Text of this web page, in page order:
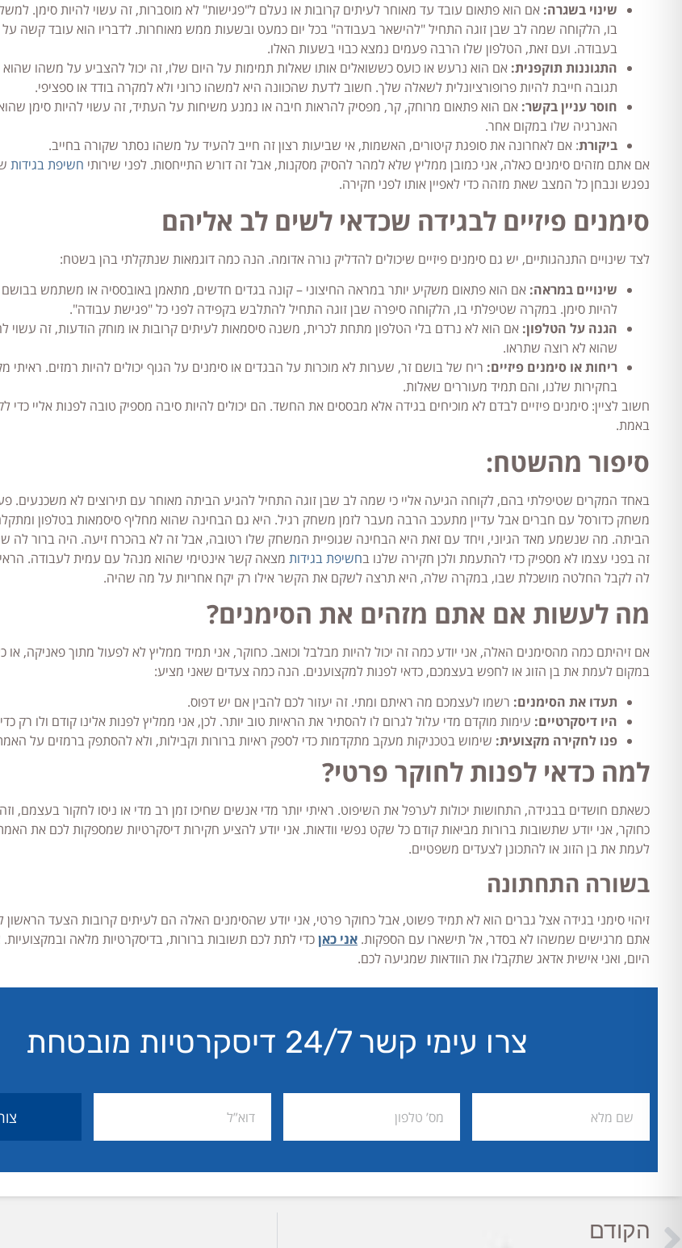
שינוי בשגרה: אם הוא פתאום עובד עד מאוחר לעיתים קרובות או נעלם ל"פגישות" לא מוסברות, זה עשוי להיות סימן.
בו, הלקוחה שמה לב שבן זוגה התחיל "להישאר בעבודה" בכל יום כמעט ובשעות ממש מאוחרות. לדבריו הוא עובד קשה
בעבודה. ועם זאת, הטלפון שלו הרבה פעמים נמצא כבוי בשעות האלו.
התגוננות תוקפנית: אם הוא נרעש או כועס כששואלים אותו שאלות תמימות על היום שלו, זה יכול להצביע על משהו
תגובה חייבת להיות פרופורציונלית לשאלה שלך. חשוב לדעת שהכוונה היא למשהו כרוני ולא למקרה בודד או ספציפי.
חוסר עניין בקשר: אם הוא פתאום מרוחק, קר, מפסיק להראות חיבה או נמנע משיחות על העתיד, זה עשוי להיות סימן
האנרגיה שלו במקום אחר.
ביקורת: אם לאחרונה את סופגת קיטורים, האשמות, אי שביעות רצון זה חייב להעיד על משהו נסתר שקורה בחייב.
אם אתם מזהים סימנים כאלה, אני כמובן ממליץ שלא למהר להסיק מסקנות, אבל זה דורש התייחסות. לפני שירותי חשיפת בגידות
נפגש ונבחן כל המצב שאת מזהה כדי לאפיין אותו לפני חקירה.
סימנים פיזיים לבגידה שכדאי לשים לב אליהם
לצד שינויים התנהגותיים, יש גם סימנים פיזיים שיכולים להדליק נורה אדומה. הנה כמה דוגמאות שנתקלתי בהן בשטח:
שינויים במראה: אם הוא פתאום משקיע יותר במראה החיצוני – קונה בגדים חדשים, מתאמן באובססיה או משתמש בבושם
להיות סימן. במקרה שטיפלתי בו, הלקוחה סיפרה שבן זוגה התחיל להתלבש בקפידה לפני כל "פגישת עבודה".
הגנה על הטלפון: אם הוא לא נרדם בלי הטלפון מתחת לכרית, משנה סיסמאות לעיתים קרובות או מוחק הודעות, זה עשוי
שהוא לא רוצה שתראו.
ריחות או סימנים פיזיים: ריח של בושם זר, שערות לא מוכרות על הבגדים או סימנים על הגוף יכולים להיות רמזים. ראיתי
בחקירות שלנו, והם תמיד מעוררים שאלות.
חשוב לציין: סימנים פיזיים לבדם לא מוכיחים בגידה אלא מבססים את החשד. הם יכולים להיות סיבה מספיק טובה לפנות אליי כדי
באמת.
סיפור מהשטח:
באחד המקרים שטיפלתי בהם, לקוחה הגיעה אליי כי שמה לב שבן זוגה התחיל להגיע הביתה מאוחר עם תירוצים לא משכנעים.
משחק כדורסל עם חברים אבל עדיין מתעכב הרבה מעבר לזמן משחק רגיל. היא גם הבחינה שהוא מחליף סיסמאות בטלפון
הביתה. מה שנשמע מאד הגיוני, ויחד עם זאת היא הבחינה שגופיית המשחק שלו רטובה, אבל זה לא בהכרח זיעה. היה ברור
זה בפני עצמו לא מספיק כדי להתעמת ולכן חקירה שלנו בחשיפת בגידות מצאה קשר אינטימי שהוא מנהל עם עמית לעבודה.
לה לקבל החלטה מושכלת שבו, במקרה שלה, היא תרצה לשקם את הקשר אילו רק יקח אחריות על מה שהיה.
מה לעשות אם אתם מזהים את הסימנים?
אם זיהיתם כמה מהסימנים האלה, אני יודע כמה זה יכול להיות מבלבל וכואב. כחוקר, אני תמיד ממליץ לא לפעול מתוך פאניקה, או
במקום לעמת את בן הזוג או לחפש בעצמכם, כדאי לפנות למקצוענים. הנה כמה צעדים שאני מציע:
תעדו את הסימנים: רשמו לעצמכם מה ראיתם ומתי. זה יעזור לכם להבין אם יש דפוס.
היו דיסקרטיים: עימות מוקדם מדי עלול לגרום לו להסתיר את הראיות טוב יותר. לכן, אני ממליץ לפנות אלינו קודם ולו רק
פנו לחקירה מקצועית: שימוש בטכניקות מעקב מתקדמות כדי לספק ראיות ברורות וקבילות, ולא להסתפק ברמזים על
למה כדאי לפנות לחוקר פרטי?
כשאתם חושדים בבגידה, התחושות יכולות לערפל את השיפוט. ראיתי יותר מדי אנשים שחיכו זמן רב מדי או ניסו לחקור בעצמם,
כחוקר, אני יודע שתשובות ברורות מביאות קודם כל שקט נפשי וודאות. אני יודע להציע חקירות דיסקרטיות שמספקות לכם את
לעמת את בן הזוג או להתכונן לצעדים משפטיים.
בשורה התחתונה
זיהוי סימני בגידה אצל גברים הוא לא תמיד פשוט, אבל כחוקר פרטי, אני יודע שהסימנים האלה הם לעיתים קרובות הצעד הראשון
אתם מרגישים שמשהו לא בסדר, אל תישארו עם הספקות. אני כאןכדי לתת לכם תשובות ברורות, בדיסקרטיות מלאה
היום, ואני אישית אדאג שתקבלו את הוודאות שמגיעה לכם.
צרו עימי קשר 24/7 דיסקרטיות מובטחת
הקודם